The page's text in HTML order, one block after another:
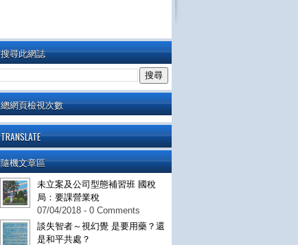
搜尋此網誌
總網頁檢視次數
TRANSLATE
隨機文章區
未立案及公司型態補習班 國稅
局：要課營業稅
07/04/2018 - 0 Comments
談失智者～視幻覺 是要用藥？還
是和平共處？